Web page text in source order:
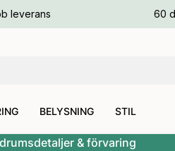
leverans 60
BELYSNING STIL
& förvaring